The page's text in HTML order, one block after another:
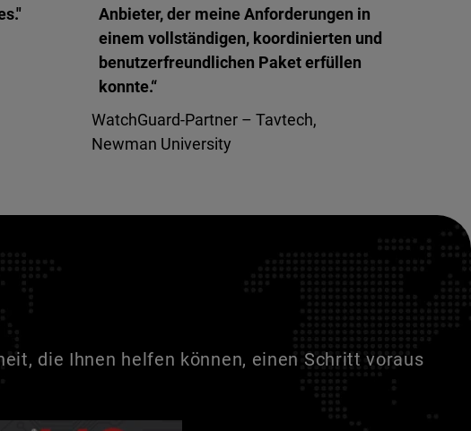
Anbieter, der meine Anforderungen in
einem vollständigen, koordinierten und
benutzerfreundlichen Paket erfüllen
konnte.“
WatchGuard-Partner – Tavtech,
Newman University
die Ihnen helfen können, einen Schritt voraus